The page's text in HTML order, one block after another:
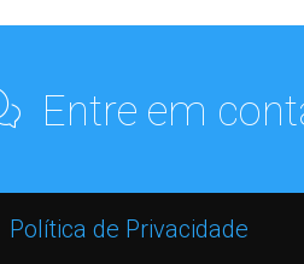
Entre em
Política de Privacidade